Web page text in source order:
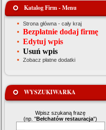
Katalog Firm - Menu
Strona główna - cały kraj
Bezpłatnie dodaj firmę
Edytuj wpis
Usuń wpis
Zobacz płatne dodatki
WYSZUKIWARKA
Wpisz szukaną frazę
(np. "Bełchatów restauracja")